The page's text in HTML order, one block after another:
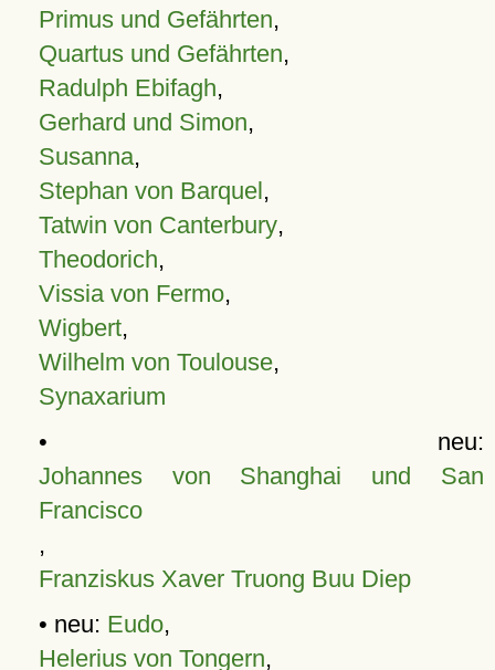
Primus und Gefährten,
Quartus und Gefährten,
Radulph Ebifagh,
Gerhard und Simon,
Susanna,
Stephan von Barquel,
Tatwin von Canterbury,
Theodorich,
Vissia von Fermo,
Wigbert,
Wilhelm von Toulouse,
Synaxarium
• neu:
Johannes von Shanghai und San
Francisco
,
Franziskus Xaver Truong Buu Diep
• neu: Eudo,
Helerius von Tongern,